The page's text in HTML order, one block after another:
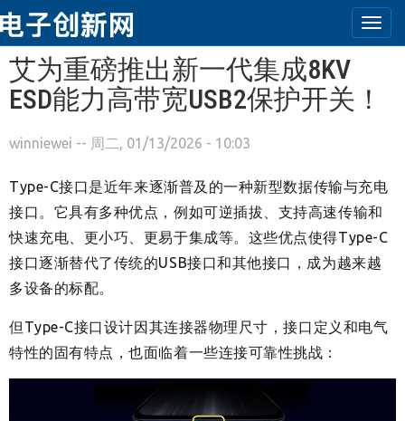
跳转到主要内容
艾为重磅推出新一代集成8KV
ESD能力高带宽USB2保护开关！
winniewei -- 周二, 01/13/2026 - 10:03
Type-C接口是近年来逐渐普及的一种新型数据传输与充电
接口。它具有多种优点，例如可逆插拔、支持高速传输和
快速充电、更小巧、更易于集成等。这些优点使得Type-C
接口逐渐替代了传统的USB接口和其他接口，成为越来越
多设备的标配。
但Type-C接口设计因其连接器物理尺寸，接口定义和电气
特性的固有特点，也面临着一些连接可靠性挑战：